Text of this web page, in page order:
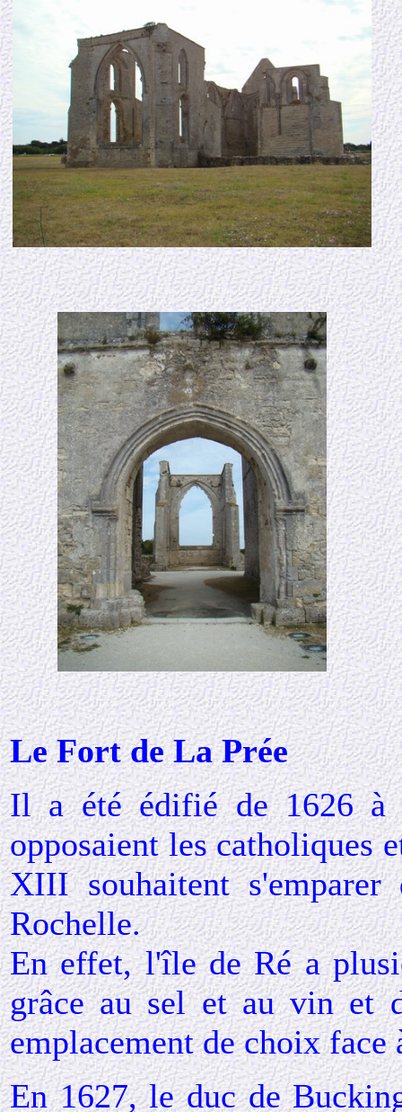
Le Fort de La Prée
Il a été édifié de 1626 à
opposaient les catholiques
XIII souhaitent
Rochelle.
En effet, l'île de Ré a
grâce au sel et au vin et
emplacement de choix face
En 1627, le duc de